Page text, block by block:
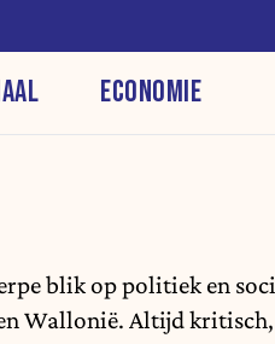
ECONOMIE
blik op politiek en
Wallonië. Altijd